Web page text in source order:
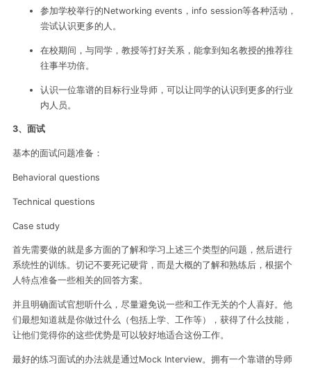
参加学校举行的Networking events，info session等各种活动，
尝试认识更多的人。
在校期间，与同学，教授等打好关系，能拿到知名教授的推荐往
往事半功倍。
认识一位靠谱的目标行业导师，可以让同学的认识到更多的行业
内人员。
3、 面试
基本的面试问题准备：
Behavioral questions
Technical questions
Case study
首先需要做的就是多方面的了解和学习上述三个类型的问题，然后进行
系统性的训练。切记不要死记硬背，而是大概的了解和熟练后，根据个
人特点准备一些相关的回答方案。
并且明确面试官想听什么，尽量避免说一些和工作无关的个人喜好。他
们最想知道就是你做过什么（包括上学、工作等），获得了什么技能，
让他们觉得你的这些优势是可以较好地适合这份工作。
最好的练习面试的办法就是通过Mock Interview。拥有一个靠谱的导师